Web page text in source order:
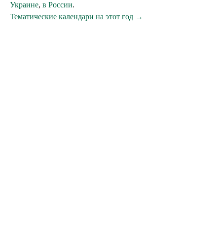
Украине, в России.
Тематические календари на этот год →